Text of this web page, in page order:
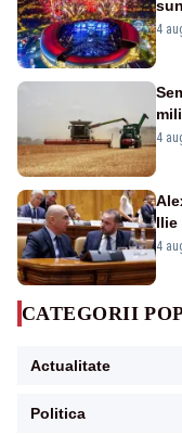
4
4
Ilie
4
CATEGORII
Actualitate
Politica